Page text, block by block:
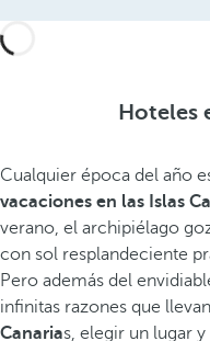
Hoteles
Cualquier época del año
vacaciones en las Islas
verano, el archipiélago
con sol resplandeciente
Pero además del
infinitas razones que
Canarias, elegir un lugar